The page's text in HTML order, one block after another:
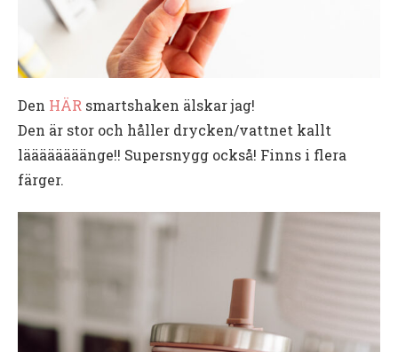
Den HÄR smartshaken älskar jag!
Den är stor och håller drycken/vattnet kallt
läääääääänge!! Supersnygg också! Finns i flera
färger.